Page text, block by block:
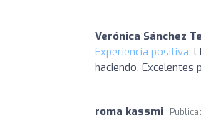
Verónica Sánchez
Experiencia positiva:
haciendo. Excelentes
roma kassmi